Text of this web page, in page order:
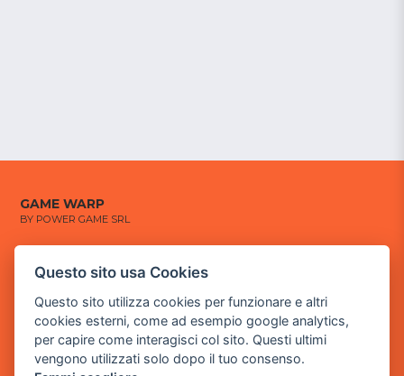
GAME WARP
BY POWER GAME SRL
via Villaggio dei Platani, 3
- 25014 Castenedolo, Brescia
Sede Operativa
via Industriale, 2 - 25082 Botticino, BS
Questo sito usa Cookies
Questo sito utilizza cookies per funzionare e altri
cookies esterni, come ad esempio google analytics,
per capire come interagisci col sito. Questi ultimi
vengono utilizzati solo dopo il tuo consenso.